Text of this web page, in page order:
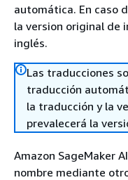
automática. En caso
la version original de
inglés.
Las traducciones
traducción
la traducción y la
prevalecerá la
Amazon SageMaker
nombre mediante